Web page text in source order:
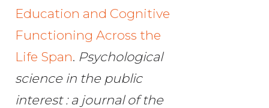
Education and Cognitive
Functioning Across the
Life Span. Psychological
science in the public
interest : a journal of the